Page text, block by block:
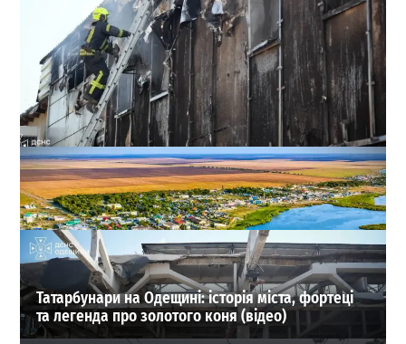
На Миколаївській дорозі в Одесі гасили масштабну
пожежу на складі (фото, відео)
0
02-08-2026 в 22:58
ВИБІР РЕДАКЦІЇ
Татарбунари на Одещині: історія міста, фортеці
та легенда про золотого коня (відео)